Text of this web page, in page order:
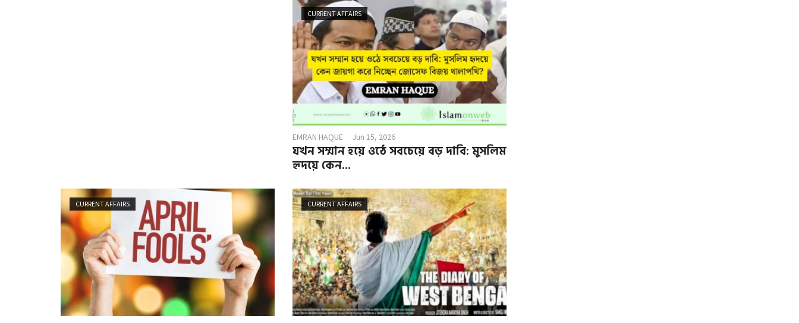
CURRENT AFFAIRS
EMRAN HAQUE Jun 15, 2026
যখন সম্মান হয়ে ওঠে সবচেয়ে বড় দাবি: মুসলিম
হৃদয়ে কেন...
CURRENT AFFAIRS CURRENT AFFAIRS